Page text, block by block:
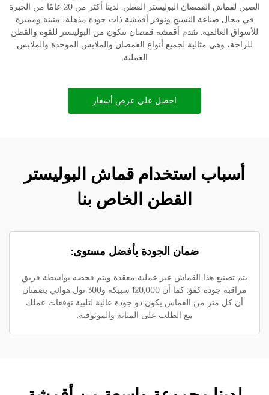
الصين لقماش القمصان البوليستر القطن. لدينا أكثر من 20 عامًا من الخبرة
في مجال صناعة النسيج ونوفر أقمشة ذات جودة مذهلة، متينة ومميزة
للأسواق العالمية. نقدم أقمشة قمصان تتكون من البوليستر للقوة والقطن
للراحة، وهي مثالية لجميع أنواع القمصان والملابس الموحدة والملابس
العملية.
احصل على عرض أسعار
أسباب استخدام قماش البوليستر
القطن الخاص بنا
ضمان الجودة بأفضل مستوى:
يتم تصنيع هذا القماش عبر عملية معقدة ويتم فحصه بواسطة فريق
مراقبة جودة كفؤ. كما أن 120,000 سبيكة و300 نول هوائي يضمنان
أن كل متر من القماش يكون ذو جودة عالية لتلبية توقعات عملك
مع الطلب على المتانة والموثوقية.